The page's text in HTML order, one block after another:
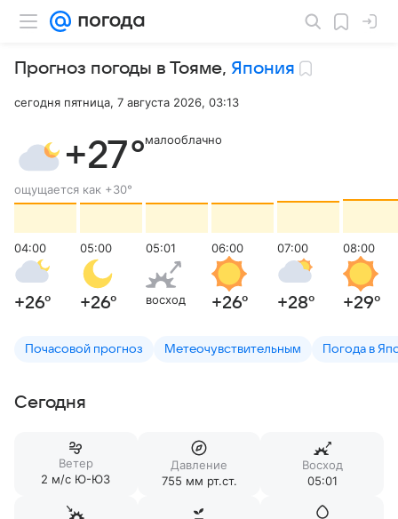
Прогноз погоды в Тояме, Япония
сегодня пятница, 7 августа 2026, 03:13
+27°
ощущается как +30°
малооблачно
04:00
+26°
05:00
+26°
05:01
восход
06:00
+26°
07:00
+28°
08:00
+29°
Почасовой прогноз Метеочувствительным Погода в
Сегодня
Ветер
2 м/c Ю-ЮЗ
Давление
755 мм рт.ст.
Восход
05:01